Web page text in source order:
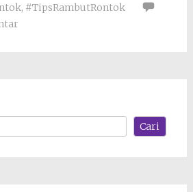
, #TipsRambutRontok
Cari